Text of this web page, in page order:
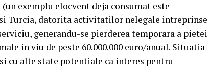
exemplu elocvent deja consumat este
Turcia, datorita activitatilor nelegale intreprinse
generandu-se pierderea temporara a pietei
in viu de peste 60.000.000 euro/anual. Situatia
cu alte state potentiale ca interes pentru